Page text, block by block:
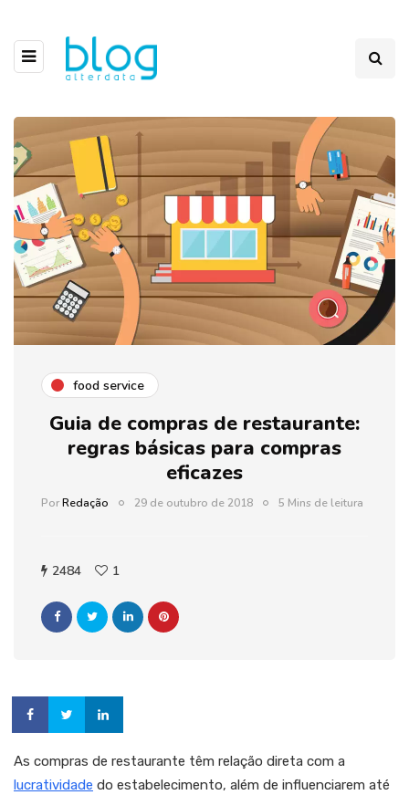
food service
Guia de compras de restaurante:
regras básicas para compras
eficazes
PorRedação 29 de outubro de 2018 5 Mins de leitura
2484 1
As compras de restaurante têm relação direta com a
lucratividade do estabelecimento, além de influenciarem até